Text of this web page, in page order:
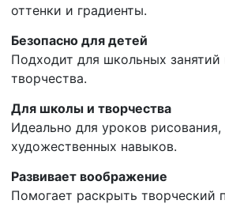
оттенки и градиенты.
Безопасно для детей
Подходит для школьных
творчества.
Для школы и творчества
Идеально для уроков рисования,
художественных навыков.
Развивает воображение
Помогает раскрыть творческий